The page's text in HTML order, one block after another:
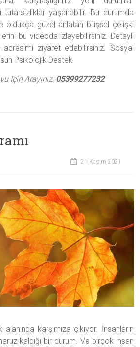
yaşanabilir. Bu durumda
oldukça güzel anlatan bilişsel çelişki
bu videoda izleyebilirsiniz. Detaylı
ziyaret edebilirsiniz. Sosyal
Psikolojik Destek
İçin Arayınız: 05399277232
21 Kasım 2021
karşımıza çıkıyor. İnsanların
kaldığı bir durum. Ve birçok insan